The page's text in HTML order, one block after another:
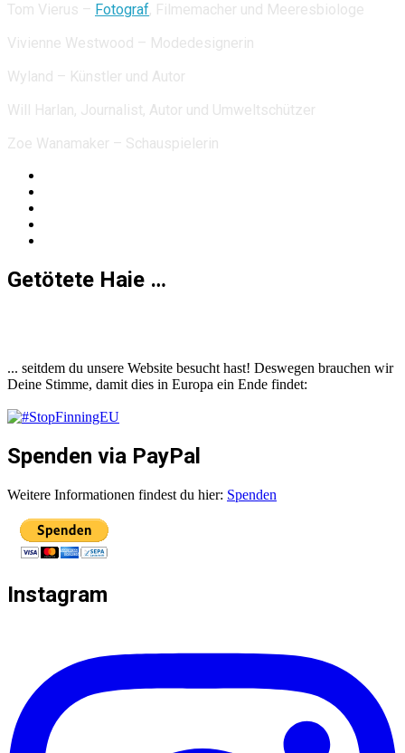
Tom Vierus – Fotograf, Filmemacher und Meeresbiologe
Vivienne Westwood – Modedesignerin
Wyland – Künstler und Autor
Will Harlan, Journalist, Autor und Umweltschützer
Zoe Wanamaker – Schauspielerin
Getötete Haie …
... seitdem du unsere Website besucht hast! Deswegen brauchen wir
Deine Stimme, damit dies in Europa ein Ende findet:
Spenden via PayPal
Weitere Informationen findest du hier: Spenden
Instagram